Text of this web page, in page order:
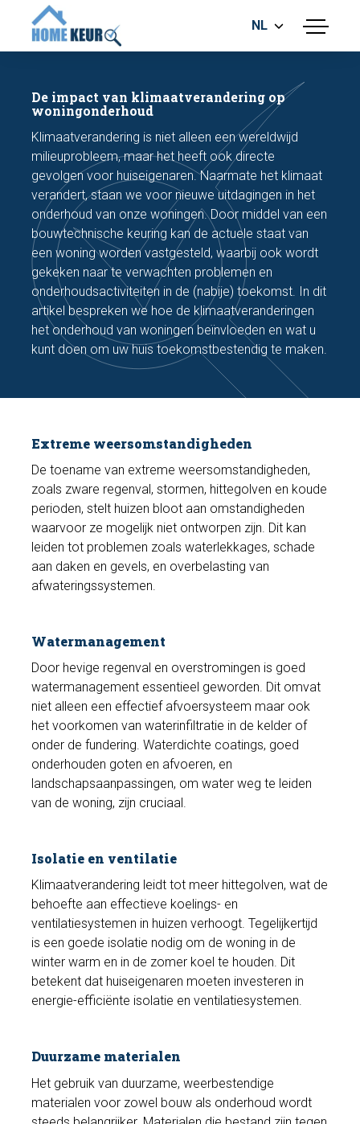
menu
BOUWKUNDIGE KEURING
MEETRAPPORT
FUNDERINGSRISICO ONDERZOEK
NL
Maak een afspraak
Bel nu
De impact van klimaatverandering op
woningonderhoud
Klimaatverandering is niet alleen een wereldwijd
milieuprobleem, maar het heeft ook directe
gevolgen voor huiseigenaren. Naarmate het klimaat
verandert, staan we voor nieuwe uitdagingen in het
onderhoud van onze woningen. Door middel van een
bouwtechnische keuring kan de actuele staat van
een woning worden vastgesteld, waarbij ook wordt
gekeken naar te verwachten problemen en
onderhoudsactiviteiten in de (nabije) toekomst. In dit
artikel bespreken we hoe de klimaatveranderingen
het onderhoud van woningen beïnvloeden en wat u
kunt doen om uw huis toekomstbestendig te maken.
Extreme weersomstandigheden
De toename van extreme weersomstandigheden,
zoals zware regenval, stormen, hittegolven en koude
perioden, stelt huizen bloot aan omstandigheden
waarvoor ze mogelijk niet ontworpen zijn. Dit kan
leiden tot problemen zoals waterlekkages, schade
aan daken en gevels, en overbelasting van
afwateringssystemen.
Watermanagement
Door hevige regenval en overstromingen is goed
watermanagement essentieel geworden. Dit omvat
niet alleen een effectief afvoersysteem maar ook
het voorkomen van waterinfiltratie in de kelder of
onder de fundering. Waterdichte coatings, goed
onderhouden goten en afvoeren, en
landschapsaanpassingen, om water weg te leiden
van de woning, zijn cruciaal.
Isolatie en ventilatie
Klimaatverandering leidt tot meer hittegolven, wat de
behoefte aan effectieve koelings- en
ventilatiesystemen in huizen verhoogt. Tegelijkertijd
is een goede isolatie nodig om de woning in de
winter warm en in de zomer koel te houden. Dit
betekent dat huiseigenaren moeten investeren in
energie-efficiënte isolatie en ventilatiesystemen.
Duurzame materialen
Het gebruik van duurzame, weerbestendige
materialen voor zowel bouw als onderhoud wordt